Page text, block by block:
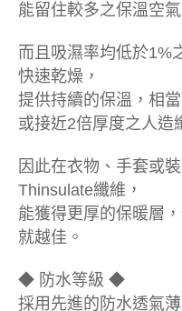
能留住較多之保溫空氣
而且吸濕率均低於1%
快速乾燥，
提供持續的保溫，相
或接近2倍厚度之人造
因此在衣物、手套或
Thinsulate纖維，
能獲得更厚的保暖層
就越佳。
◆ 防水等級 ◆
採用先進的防水透氣